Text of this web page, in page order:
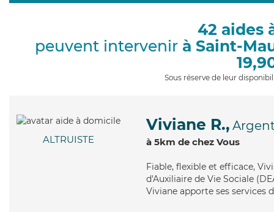
42 aides
peuvent intervenir à Saint-
Sous réserve de leur
ALTRUISTE
Viviane R.,
à 5km de chez Vous
Fiable, flexible et efficace,
d'Auxiliaire de Vie Sociale
Viviane apporte ses services